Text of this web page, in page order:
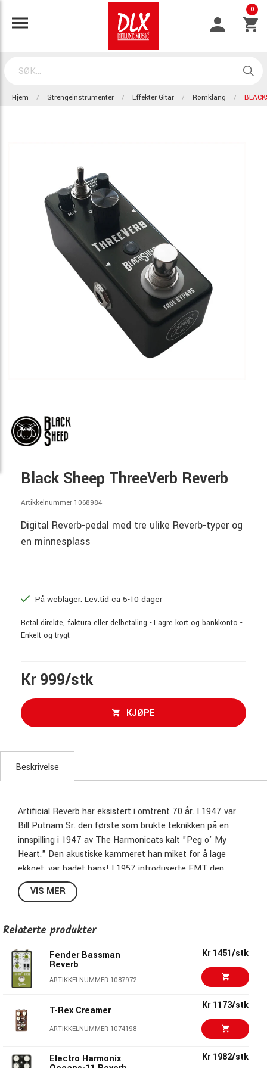
0
Hjem Strengeinstrumenter Effekter Gitar Romklang
Black Sheep ThreeVerb Reverb
Artikkelnummer 1068984
Digital Reverb-pedal med tre ulike Reverb-typer og
en minnesplass
På weblager. Lev.tid ca 5-10 dager
Betal direkte, faktura eller delbetaling - Lagre kort og bankkonto -
Enkelt og trygt
Kr 999/stk
KJØPE
Beskrivelse
Artificial Reverb har eksistert i omtrent 70 år. I 1947 var
Bill Putnam Sr. den første som brukte teknikken på en
innspilling i 1947 av The Harmonicats kalt "Peg o' My
Heart." Den akustiske kammeret han miket for å lage
ekkoet, var badet hans! I 1957 introduserte EMT den
første Plate reverb, et skapstort 250 Kg ekko som kostet
en formue. I dag, heldigvis for oss alle, kan studio-kvalitets
alle musikere har råd til.
The Black Sheep ThreeVerb pedal er en digital Reverb
pedal med tre forskjellige lydbilder, Room, Spring og
Shimmer. Room og Spring dekker de fleste av dine
grunnleggende behov, Shimmer tilbyr en mer
eksperimentell form for atmosfærisk ekko. Pedalen er
Mix, Tone og Decay som du kan justere til du er fornøyd
VIS MER
Relaterte produkter
Fender Bassman
Reverb
ARTIKKELNUMMER 1087972
Kr 1451/stk
T-Rex Creamer
ARTIKKELNUMMER 1074198
Kr 1173/stk
Electro Harmonix Kr 1982/stk